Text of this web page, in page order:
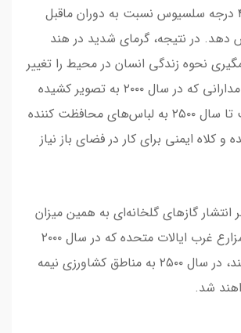
زمین را تا حدود ۴.۶ درجه سلسیوس نسبت به دوران ماقبل
در نتیجه، گرمای شدید در هند
نحوه زندگی انسان در محیط را تغییر
دهد. کشاورزان و دامدارانی که در سال ۲۰۰۰ به تصویر کشیده
شده‌اند، ممکن است تا سال ۲۵۰۰ به لباس‌های محافظت کننده
و کلاه ایمنی برای کار در فضای باز نیاز
انتشار گازهای گلخانه‌ای به همین میزان
ادامه داشته باشد، مزارع غرب ایالات متحده که در سال ۲۰۰۰
مزارعی سرسبز هستند، در سال ۲۵۰۰ به مناطق کشاورزی نیمه
شد.